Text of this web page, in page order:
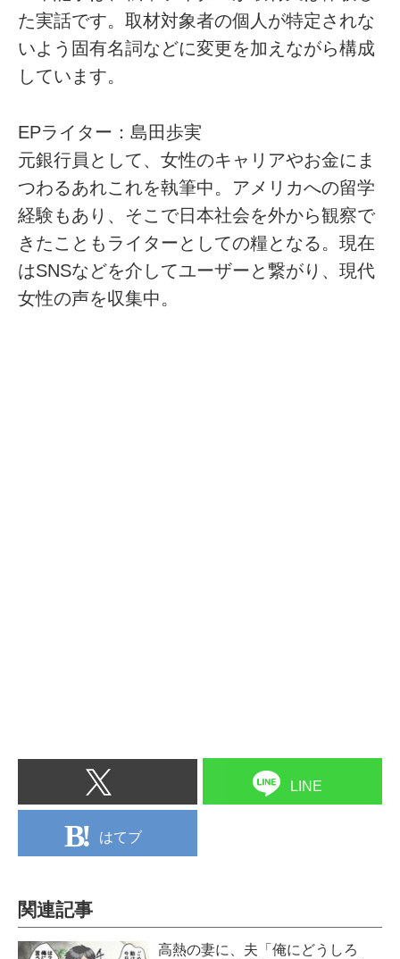
た実話です。取材対象者の個人が特定されな
いよう固有名詞などに変更を加えながら構成
しています。
EPライター：島田歩実
元銀行員として、女性のキャリアやお金にま
つわるあれこれを執筆中。アメリカへの留学
経験もあり、そこで日本社会を外から観察で
きたこともライターとしての糧となる。現在
はSNSなどを介してユーザーと繋がり、現代
女性の声を収集中。
LINE
はてブ
関連記事
高熱の妻に、夫「俺にどうしろ